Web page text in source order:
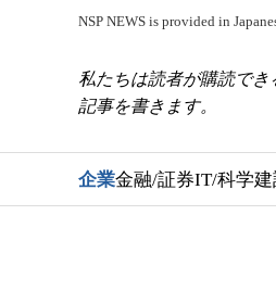
NSP NEWS is provided in
私たちは読者が購読でき
記事を書きます。
企業金融/証券IT/科学